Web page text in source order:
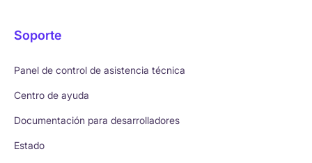
Soporte
Panel de control de asistencia técnica
Centro de ayuda
Documentación para desarrolladores
Estado